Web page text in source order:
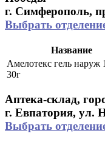
г. Симферополь,
Выбрать
Название
Амелотекс гель наруж
30г
Аптека-склад,
г. Евпатория, ул.
Выбрать